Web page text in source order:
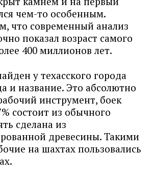
чем-то особенным.
что современный анализ
показал возраст самого
400 миллионов лет.
у техасского города
и название. Это абсолютно
инструмент, боек
состоит из обычного
сделана из
древесины. Такими
на шахтах пользовались